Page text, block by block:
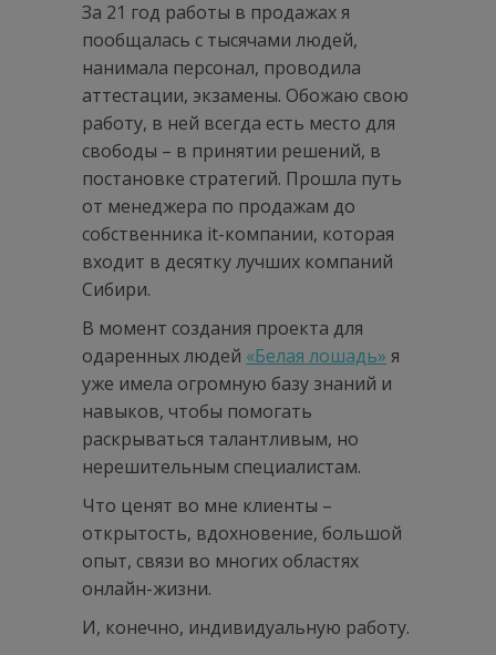
За 21 год работы в продажах я
пообщалась с тысячами людей,
нанимала персонал, проводила
аттестации, экзамены. Обожаю свою
работу, в ней всегда есть место для
свободы – в принятии решений, в
постановке стратегий. Прошла путь
от менеджера по продажам до
собственника it-компании, которая
входит в десятку лучших компаний
Сибири.
В момент создания проекта для
одаренных людей «Белая лошадь» я
уже имела огромную базу знаний и
навыков, чтобы помогать
раскрываться талантливым, но
нерешительным специалистам.
Что ценят во мне клиенты –
открытость, вдохновение, большой
опыт, связи во многих областях
онлайн-жизни.
И, конечно, индивидуальную работу.